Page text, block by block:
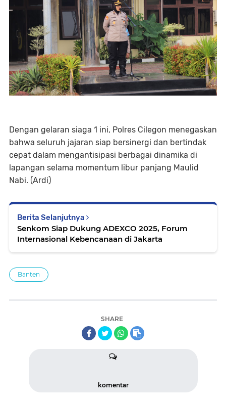
Dengan gelaran siaga 1 ini, Polres Cilegon menegaskan
bahwa seluruh jajaran siap bersinergi dan bertindak
cepat dalam mengantisipasi berbagai dinamika di
lapangan selama momentum libur panjang Maulid
Nabi. (Ardi)
Berita Selanjutnya
Senkom Siap Dukung ADEXCO 2025, Forum
Internasional Kebencanaan di Jakarta
Banten
SHARE
komentar